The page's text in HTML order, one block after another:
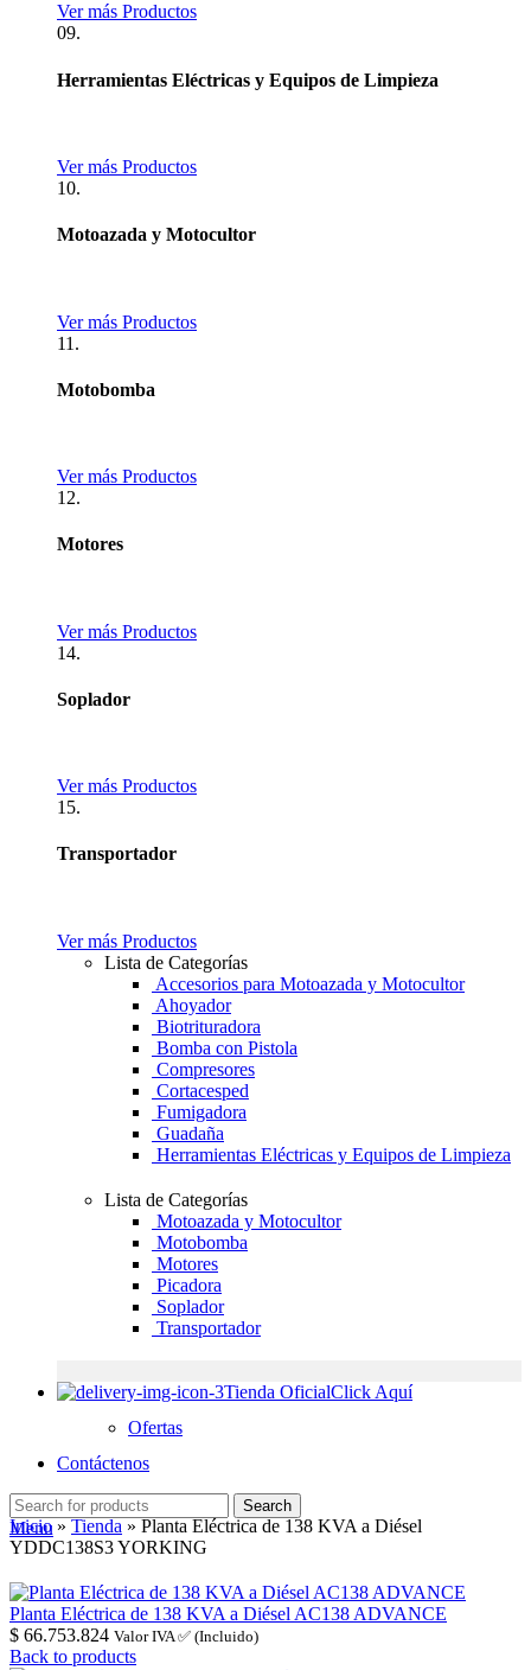
Ver más Productos
09.
Herramientas Eléctricas y Equipos de Limpieza
Ver más Productos
10.
Motoazada y Motocultor
Ver más Productos
11.
Motobomba
Ver más Productos
12.
Motores
Ver más Productos
14.
Soplador
Ver más Productos
15.
Transportador
Ver más Productos
Lista de Categorías
Accesorios para Motoazada y Motocultor
Ahoyador
Biotrituradora
Bomba con Pistola
Compresores
Cortacesped
Fumigadora
Guadaña
Herramientas Eléctricas y Equipos de Limpieza
Lista de Categorías
Motoazada y Motocultor
Motobomba
Motores
Picadora
Soplador
Transportador
Tienda OficialClick Aquí
Ofertas
Contáctenos
Search
Menu
Inicio » Tienda » Planta Eléctrica de 138 KVA a Diésel
YDDC138S3 YORKING
Planta Eléctrica de 138 KVA a Diésel AC138 ADVANCE
$ 66.753.824 Valor IVA ✅ (Incluido)
Back to products